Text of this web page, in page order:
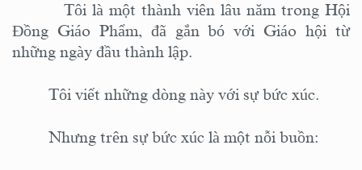
Tôi là một thành viên lâu năm trong Hội
Đồng Giáo Phẩm, đã gắn bó với Giáo hội từ
những ngày đầu thành lập.
Tôi viết những dòng này với sự bức xúc.
Nhưng trên sự bức xúc là một nỗi buồn: